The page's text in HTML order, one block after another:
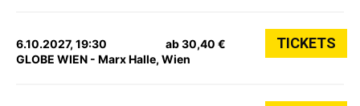
6.10.2027, 19:30
GLOBE WIEN - Marx Halle, Wien
ab 30,40 € TICKETS